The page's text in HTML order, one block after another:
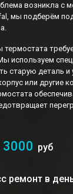
возникла с
мы подберём
используем
старую деталь и
или другие
3000 руб
ремонт в